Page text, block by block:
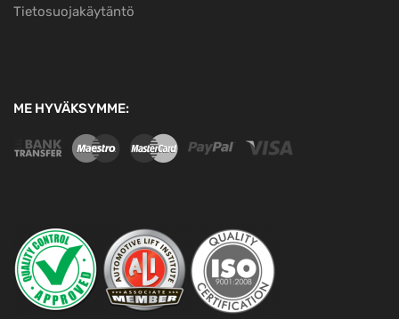
Tietosuojakäytäntö
ME HYVÄKSYMME: